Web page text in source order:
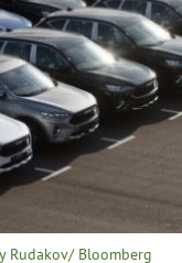
Rudakov/ Bloomberg